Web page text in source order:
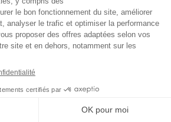
Béret Été Coton Soie &